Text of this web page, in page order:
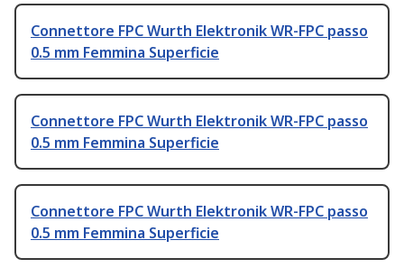
Connettore FPC Wurth Elektronik WR-FPC passo
0.5 mm Femmina Superficie
Connettore FPC Wurth Elektronik WR-FPC passo
0.5 mm Femmina Superficie
Connettore FPC Wurth Elektronik WR-FPC passo
0.5 mm Femmina Superficie